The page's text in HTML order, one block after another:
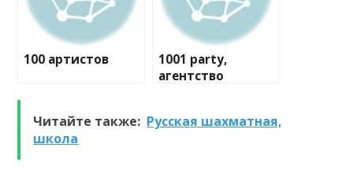
100 артистов
1001 party,
агентство
Читайте также: Русская шахматная,
школа